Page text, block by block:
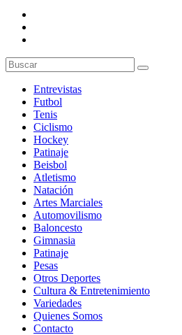
Entrevistas
Futbol
Tenis
Ciclismo
Hockey
Patinaje
Beisbol
Atletismo
Natación
Artes Marciales
Automovilismo
Baloncesto
Gimnasia
Patinaje
Pesas
Otros Deportes
Cultura & Entretenimiento
Variedades
Quienes Somos
Contacto